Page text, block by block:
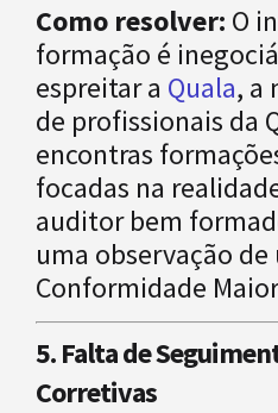
Como resolver: O
formação é
espreitar a Quala, a
de profissionais da
encontras
focadas na
auditor bem
uma observação de
Conformidade
5. Falta de
Corretivas